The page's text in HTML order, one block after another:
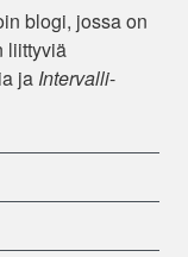
blogi, jossa on
liittyviä
ja Intervalli-